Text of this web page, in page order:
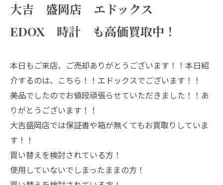
大吉 盛岡店 エドックス
EDOX 時計 も高価買取中！
本日もご来店、ご売却ありがとうございます！！本日紹
介するのは、こちら！！エドックスでございます！！
美品でしたのでお値段頑張らせていただきました！！あ
りがとうございます！！
大吉盛岡店では保証書や箱が無くてもお買取りしていま
す！！
買い替えを検討されている方！
使用していないでしまったままの方！